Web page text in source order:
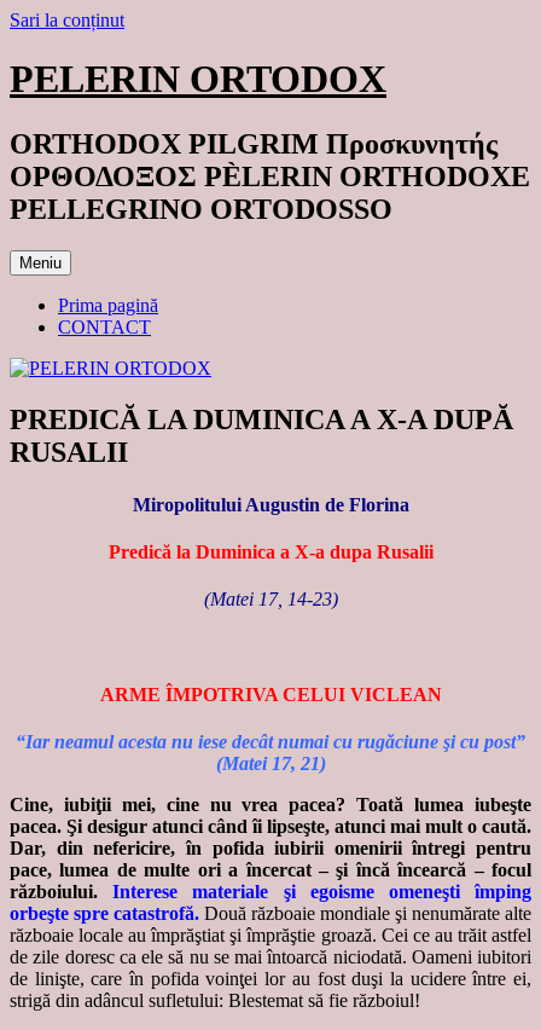
Sari la conținut
PELERIN ORTODOX
ORTHODOX PILGRIM Προσκυνητής
ΟΡΘΟΔΟΞΟΣ PÈLERIN ORTHODOXE
PELLEGRINO ORTODOSSO
Meniu
Prima pagină
CONTACT
PREDICĂ LA DUMINICA A X-A DUPĂ
RUSALII
Miropolitului Augustin de Florina
Predică la Duminica a X-a dupa Rusalii
(Matei 17, 14-23)
ARME ÎMPOTRIVA CELUI VICLEAN
“Iar neamul acesta nu iese decât numai cu rugăciune şi cu post”
(Matei 17, 21)
Cine, iubiţii mei, cine nu vrea pacea? Toată lumea iubeşte
pacea. Şi desigur atunci când îi lipseşte, atunci mai mult o caută.
Dar, din nefericire, în pofida iubirii omenirii întregi pentru
pace, lumea de multe ori a încercat – şi încă încearcă – focul
războiului. Interese materiale şi egoisme omeneşti împing
orbeşte spre catastrofă. Două războaie mondiale şi nenumărate alte
războaie locale au împrăştiat şi împrăştie groază. Cei ce au trăit astfel
de zile doresc ca ele să nu se mai întoarcă niciodată. Oameni iubitori
de linişte, care în pofida voinţei lor au fost duşi la ucidere între ei,
strigă din adâncul sufletului: Blestemat să fie războiul!